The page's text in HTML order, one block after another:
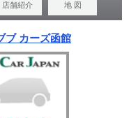
店舗紹介 地 図
ブ カーズ函館